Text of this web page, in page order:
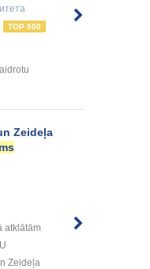
TOP 500
Zeideļa
atklātām
Zeideļa